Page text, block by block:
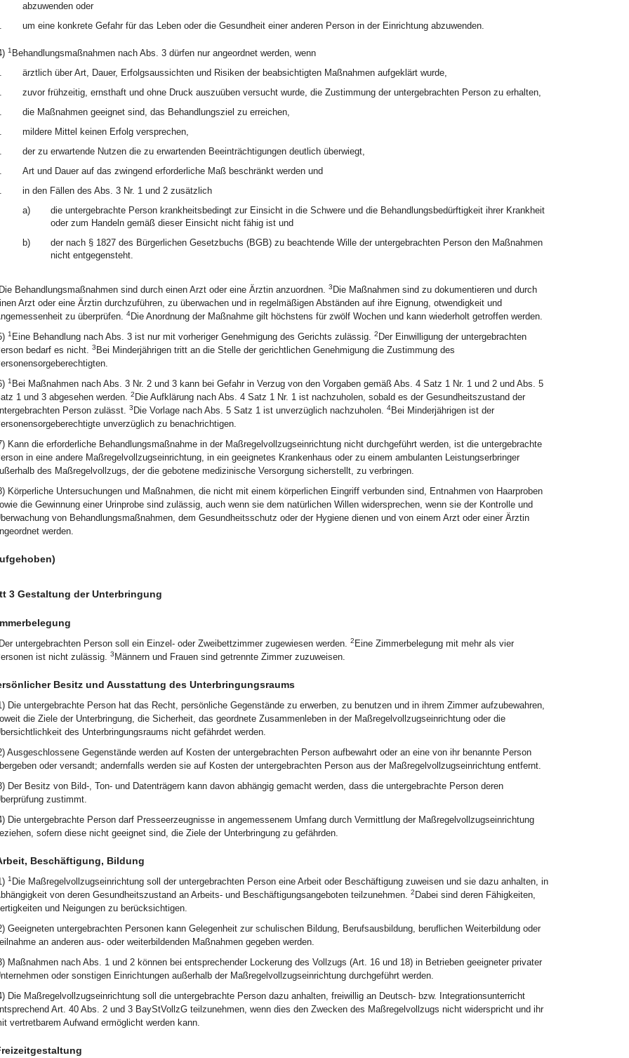
abzuwenden oder
um eine konkrete Gefahr für das Leben oder die Gesundheit einer anderen Person in der Einrichtung abzuwenden.
1 Behandlungsmaßnahmen nach Abs. 3 dürfen nur angeordnet werden, wenn
ärztlich über Art, Dauer, Erfolgsaussichten und Risiken der beabsichtigten Maßnahmen aufgeklärt wurde,
zuvor frühzeitig, ernsthaft und ohne Druck auszuüben versucht wurde, die Zustimmung der untergebrachten Person zu erhalten,
die Maßnahmen geeignet sind, das Behandlungsziel zu erreichen,
mildere Mittel keinen Erfolg versprechen,
der zu erwartende Nutzen die zu erwartenden Beeinträchtigungen deutlich überwiegt,
Art und Dauer auf das zwingend erforderliche Maß beschränkt werden und
in den Fällen des Abs. 3 Nr. 1 und 2 zusätzlich
a)
die untergebrachte Person krankheitsbedingt zur Einsicht in die Schwere und die Behandlungsbedürftigkeit ihrer Krankheit
oder zum Handeln gemäß dieser Einsicht nicht fähig ist und
b)
der nach § 1827 des Bürgerlichen Gesetzbuchs (BGB) zu beachtende Wille der untergebrachten Person den Maßnahmen
nicht entgegensteht.
Die Behandlungsmaßnahmen sind durch einen Arzt oder eine Ärztin anzuordnen. 3 Die Maßnahmen sind zu dokumentieren und durch
Arzt oder eine Ärztin durchzuführen, zu überwachen und in regelmäßigen Abständen auf ihre Eignung, otwendigkeit und
zu überprüfen. 4Die Anordnung der Maßnahme gilt höchstens für zwölf Wochen und kann wiederholt getroffen werden.
1 Eine Behandlung nach Abs. 3 ist nur mit vorheriger Genehmigung des Gerichts zulässig. 2 Der Einwilligung der untergebrachten
bedarf es nicht. 3 Bei Minderjährigen tritt an die Stelle der gerichtlichen Genehmigung die Zustimmung des
1 Bei Maßnahmen nach Abs. 3 Nr. 2 und 3 kann bei Gefahr in Verzug von den Vorgaben gemäß Abs. 4 Satz 1 Nr. 1 und 2 und Abs. 5
1 und 3 abgesehen werden. 2 Die Aufklärung nach Abs. 4 Satz 1 Nr. 1 ist nachzuholen, sobald es der Gesundheitszustand der
Person zulässt. 3 Die Vorlage nach Abs. 5 Satz 1 ist unverzüglich nachzuholen. 4Bei Minderjährigen ist der
unverzüglich zu benachrichtigen.
Kann die erforderliche Behandlungsmaßnahme in der Maßregelvollzugseinrichtung nicht durchgeführt werden, ist die untergebrachte
in eine andere Maßregelvollzugseinrichtung, in ein geeignetes Krankenhaus oder zu einem ambulanten Leistungserbringer
des Maßregelvollzugs, der die gebotene medizinische Versorgung sicherstellt, zu verbringen.
Körperliche Untersuchungen und Maßnahmen, die nicht mit einem körperlichen Eingriff verbunden sind, Entnahmen von Haarproben
die Gewinnung einer Urinprobe sind zulässig, auch wenn sie dem natürlichen Willen widersprechen, wenn sie der Kontrolle und
von Behandlungsmaßnahmen, dem Gesundheitsschutz oder der Hygiene dienen und von einem Arzt oder einer Ärztin
werden.
3 Gestaltung der Unterbringung
Der untergebrachten Person soll ein Einzel- oder Zweibettzimmer zugewiesen werden. 2 Eine Zimmerbelegung mit mehr als vier
ist nicht zulässig. 3 Männern und Frauen sind getrennte Zimmer zuzuweisen.
Besitz und Ausstattung des Unterbringungsraums
Die untergebrachte Person hat das Recht, persönliche Gegenstände zu erwerben, zu benutzen und in ihrem Zimmer aufzubewahren,
die Ziele der Unterbringung, die Sicherheit, das geordnete Zusammenleben in der Maßregelvollzugseinrichtung oder die
des Unterbringungsraums nicht gefährdet werden.
Ausgeschlossene Gegenstände werden auf Kosten der untergebrachten Person aufbewahrt oder an eine von ihr benannte Person
oder versandt; andernfalls werden sie auf Kosten der untergebrachten Person aus der Maßregelvollzugseinrichtung entfernt.
Der Besitz von Bild-, Ton- und Datenträgern kann davon abhängig gemacht werden, dass die untergebrachte Person deren
zustimmt.
Die untergebrachte Person darf Presseerzeugnisse in angemessenem Umfang durch Vermittlung der Maßregelvollzugseinrichtung
sofern diese nicht geeignet sind, die Ziele der Unterbringung zu gefährden.
Beschäftigung, Bildung
1 Die Maßregelvollzugseinrichtung soll der untergebrachten Person eine Arbeit oder Beschäftigung zuweisen und sie dazu anhalten, in
von deren Gesundheitszustand an Arbeits- und Beschäftigungsangeboten teilzunehmen. 2 Dabei sind deren Fähigkeiten,
und Neigungen zu berücksichtigen.
Geeigneten untergebrachten Personen kann Gelegenheit zur schulischen Bildung, Berufsausbildung, beruflichen Weiterbildung oder
an anderen aus- oder weiterbildenden Maßnahmen gegeben werden.
Maßnahmen nach Abs. 1 und 2 können bei entsprechender Lockerung des Vollzugs (Art. 16 und 18) in Betrieben geeigneter privater
oder sonstigen Einrichtungen außerhalb der Maßregelvollzugseinrichtung durchgeführt werden.
Die Maßregelvollzugseinrichtung soll die untergebrachte Person dazu anhalten, freiwillig an Deutsch- bzw. Integrationsunterricht
Art. 40 Abs. 2 und 3 BayStVollzG teilzunehmen, wenn dies den Zwecken des Maßregelvollzugs nicht widerspricht und ihr
vertretbarem Aufwand ermöglicht werden kann.